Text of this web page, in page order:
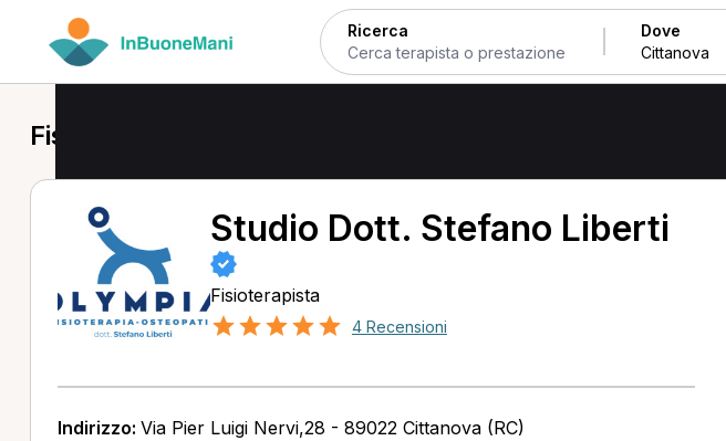
Ricerca Dove
Fisioterapista a Cittanova
Studio Dott. Stefano Liberti
Fisioterapista
4 Recensioni
Indirizzo: Via Pier Luigi Nervi,28 - 89022 Cittanova (RC)